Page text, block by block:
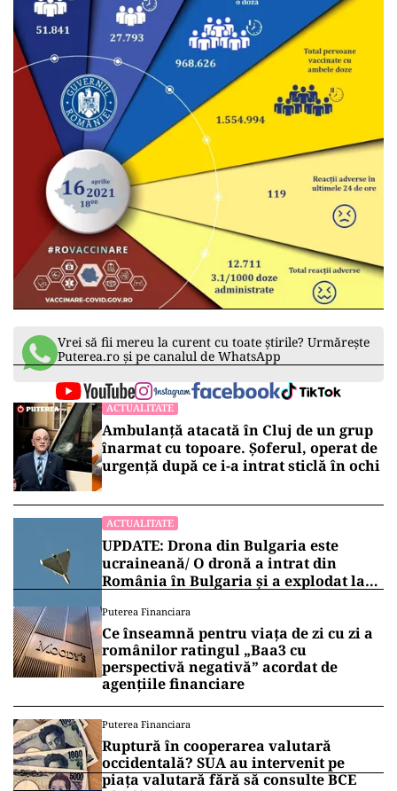
Vrei să fii mereu la curent cu toate știrile? Urmărește
Puterea.ro și pe canalul de WhatsApp
ACTUALITATE
Ambulanță atacată în Cluj de un grup
înarmat cu topoare. Șoferul, operat de
urgență după ce i-a intrat sticlă în ochi
ACTUALITATE
UPDATE: Drona din Bulgaria este
ucraineană/ O dronă a intrat din
România în Bulgaria şi a explodat la
Puterea Financiara
Ce înseamnă pentru viața de zi cu zi a
românilor ratingul „Baa3 cu
perspectivă negativă” acordat de
agențiile financiare
Puterea Financiara
Ruptură în cooperarea valutară
occidentală? SUA au intervenit pe
piața valutară fără să consulte BCE